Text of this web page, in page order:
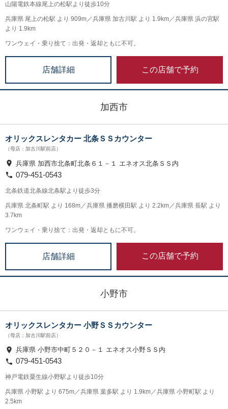
山陽電鉄本線尾上の松駅より徒歩10分
兵庫県 尾上の松駅 より 909m／兵庫県 加古川駅 より 1.9km／兵庫県 浜の宮駅
より 1.9km
ワンウェイ・乗り捨て：出発・返却ともに不可。
店舗詳細 この店舗で予約
加西市
オリックスレンタカー 北条ＳＳカウンター
（母店：加古川駅前店）
兵庫県 加西市北条町北条６１－１ エネオス北条ＳＳ内
079-451-0543
北条鉄道北条線北条駅より徒歩3分
兵庫県 北条町駅 より 168m／兵庫県 播磨横田駅 より 2.2km／兵庫県 長駅 より
3.7km
ワンウェイ・乗り捨て：出発・返却ともに不可。
店舗詳細 この店舗で予約
小野市
オリックスレンタカー 小野ＳＳカウンター
（母店：加古川駅前店）
兵庫県 小野市中町５２０－１ エネオス小野ＳＳ内
079-451-0543
神戸電鉄粟生線小野駅より徒歩10分
兵庫県 小野駅 より 675m／兵庫県 葉多駅 より 1.9km／兵庫県 小野町駅 より
2.5km